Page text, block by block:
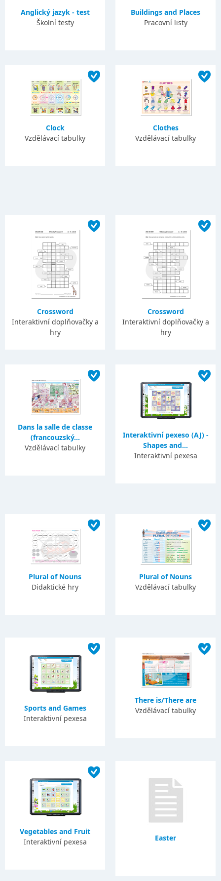
Anglický jazyk - test
Školní testy
Buildings and Places
Pracovní listy
Clock
Vzdělávací tabulky
Clothes
Vzdělávací tabulky
Crossword
Interaktivní doplňovačky a
hry
Crossword
Interaktivní doplňovačky a
hry
Dans la salle de classe
(francouzský...
Vzdělávací tabulky
Interaktivní pexeso (AJ) -
Shapes and...
Interaktivní pexesa
Plural of Nouns
Didaktické hry
Plural of Nouns
Vzdělávací tabulky
Sports and Games
Interaktivní pexesa
There is/There are
Vzdělávací tabulky
Vegetables and Fruit
Interaktivní pexesa
Easter